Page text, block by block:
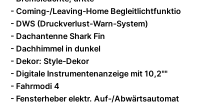
- Coming-/Leaving-Home Begleitlichtfunktio
- DWS (Druckverlust-Warn-System)
- Dachantenne Shark Fin
- Dachhimmel in dunkel
- Dekor: Style-Dekor
- Digitale Instrumentenanzeige mit 10,2""
- Fahrmodi 4
- Fensterheber elektr. Auf-/Abwärtsautomat